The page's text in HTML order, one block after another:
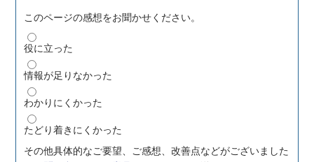
このページの感想をお聞かせください。
役に立った
情報が足りなかった
わかりにくかった
たどり着きにくかった
その他具体的なご要望、ご感想、改善点などがございました